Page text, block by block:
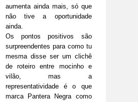
aumenta ainda mais, só que
não tive a oportunidade
ainda.
Os pontos positivos são
surpreendentes para como tu
mesma disse ser um clichê
de roteiro entre mocinho e
vilão, mas a
representatividade é o que
marca Pantera Negra como